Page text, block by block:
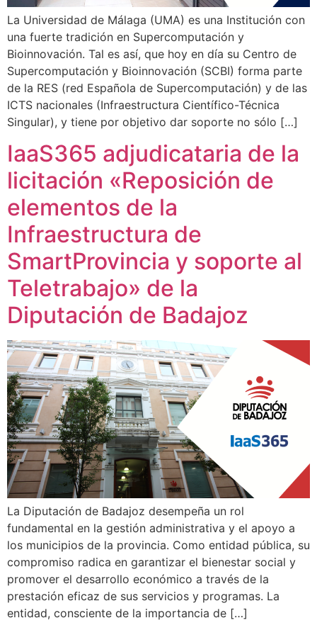
La Universidad de Málaga (UMA) es una Institución con
una fuerte tradición en Supercomputación y
Bioinnovación. Tal es así, que hoy en día su Centro de
Supercomputación y Bioinnovación (SCBI) forma parte
de la RES (red Española de Supercomputación) y de las
ICTS nacionales (Infraestructura Científico-Técnica
Singular), y tiene por objetivo dar soporte no sólo […]
IaaS365 adjudicataria de la
licitación «Reposición de
elementos de la
Infraestructura de
SmartProvincia y soporte al
Teletrabajo» de la
Diputación de Badajoz
La Diputación de Badajoz desempeña un rol
fundamental en la gestión administrativa y el apoyo a
los municipios de la provincia. Como entidad pública, su
compromiso radica en garantizar el bienestar social y
promover el desarrollo económico a través de la
prestación eficaz de sus servicios y programas. La
entidad, consciente de la importancia de […]